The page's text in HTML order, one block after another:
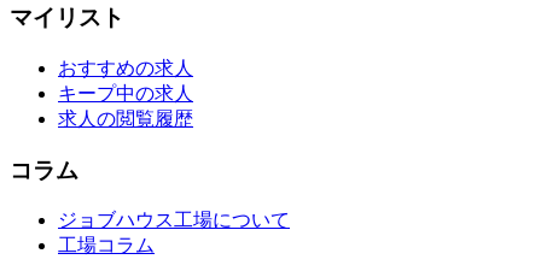
マイリスト
おすすめの求人
キープ中の求人
求人の閲覧履歴
コラム
ジョブハウス工場について
工場コラム